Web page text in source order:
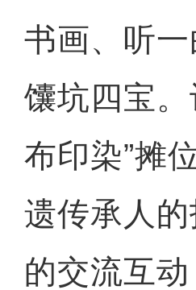
书画、听
馕坑四宝
布印染”摊
遗传承人
的交流互